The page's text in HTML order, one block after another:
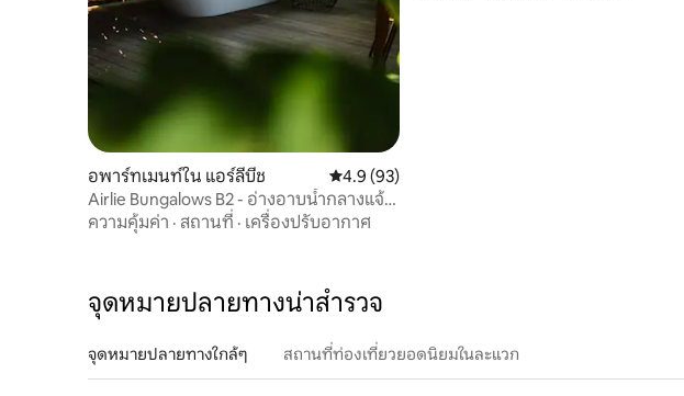
อพาร์ทเมนท์ใน แอร์ลีบีช คะแนนเฉลี่ย 4.9 จาก 5, 93 รีวิว
4.9 (93)
Airlie Bungalows B2 - อ่างอาบน้ำกลางแจ้ง
สุดหรู
ความคุ้มค่า · สถานที่ · เครื่องปรับอากาศ
จุดหมายปลายทางน่าสำรวจ
จุดหมายปลายทางใกล้ๆ สถานที่ท่องเที่ยวยอดนิยมในละแวก